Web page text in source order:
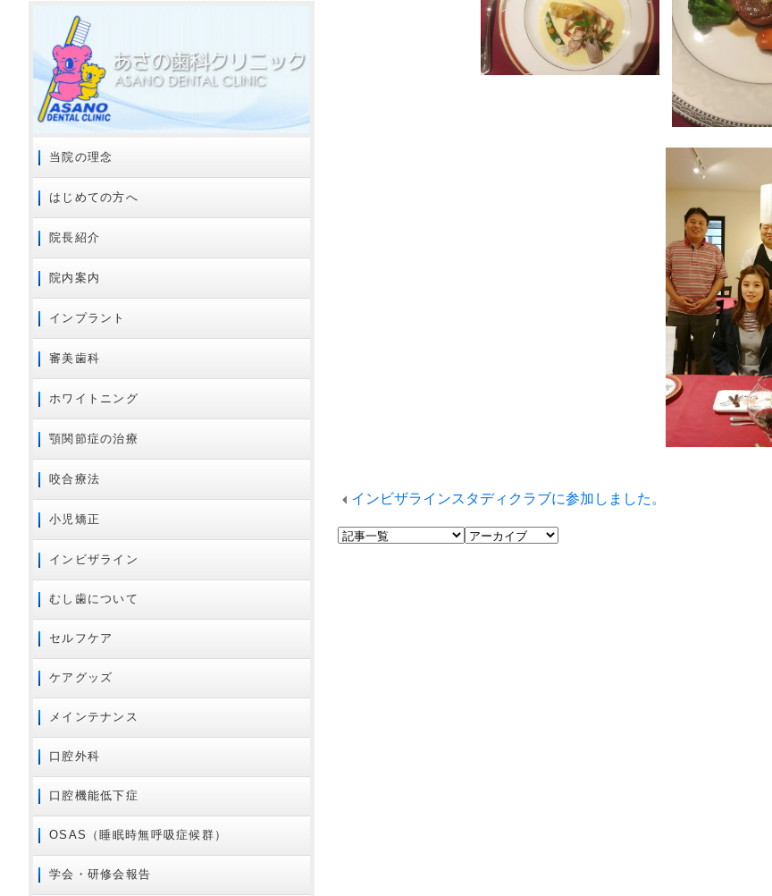
インビザラインスタディクラブに参加しました。
2025年06月
2025年02月
2025年01月
2024年12月
2024年11月
2024年09月
2024年08月
2024年07月
2024年01月
2023年11月
2023年02月
2023年01月
2021年12月
2020年10月
2020年07月
2020年06月
2020年04月
2020年02月
2020年01月
2019年10月
2019年09月
2019年08月
2019年07月
2019年06月
2019年05月
2019年04月
2019年03月
2018年12月
2018年11月
2018年10月
当院の理念
はじめての方へ
院長紹介
院内案内
インプラント
審美歯科
ホワイトニング
顎関節症の治療
咬合療法
小児矯正
インビザライン
むし歯について
セルフケア
ケアグッズ
メインテナンス
口腔外科
口腔機能低下症
OSAS（睡眠時無呼吸症候群）
学会・研修会報告